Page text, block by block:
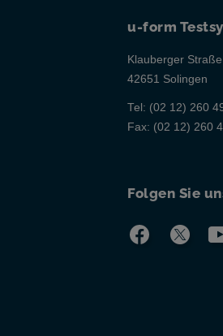
u-form
Klauberger Straße
42651 Solingen
Tel: (02 12) 260
Fax: (02 12) 260
Folgen Sie